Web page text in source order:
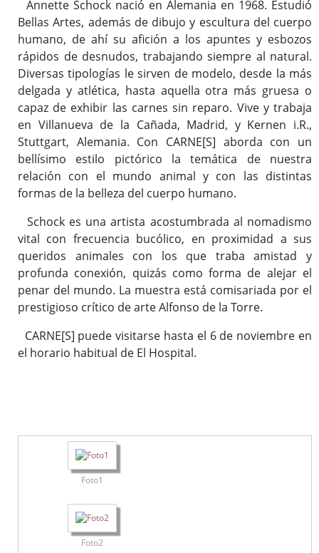
Annette Schock nació en Alemania en 1968. Estudió
Bellas Artes, además de dibujo y escultura del cuerpo
humano, de ahí su afición a los apuntes y esbozos
rápidos de desnudos, trabajando siempre al natural.
Diversas tipologías le sirven de modelo, desde la más
delgada y atlética, hasta aquella otra más gruesa o
capaz de exhibir las carnes sin reparo. Vive y trabaja
en Villanueva de la Cañada, Madrid, y Kernen i.R.,
Stuttgart, Alemania. Con CARNE[S] aborda con un
bellísimo estilo pictórico la temática de nuestra
relación con el mundo animal y con las distintas
formas de la belleza del cuerpo humano.
Schock es una artista acostumbrada al nomadismo
vital con frecuencia bucólico, en proximidad a sus
queridos animales con los que traba amistad y
profunda conexión, quizás como forma de alejar el
penar del mundo. La muestra está comisariada por el
prestigioso crítico de arte Alfonso de la Torre.
CARNE[S] puede visitarse hasta el 6 de noviembre en
el horario habitual de El Hospital.
Foto1
Foto2